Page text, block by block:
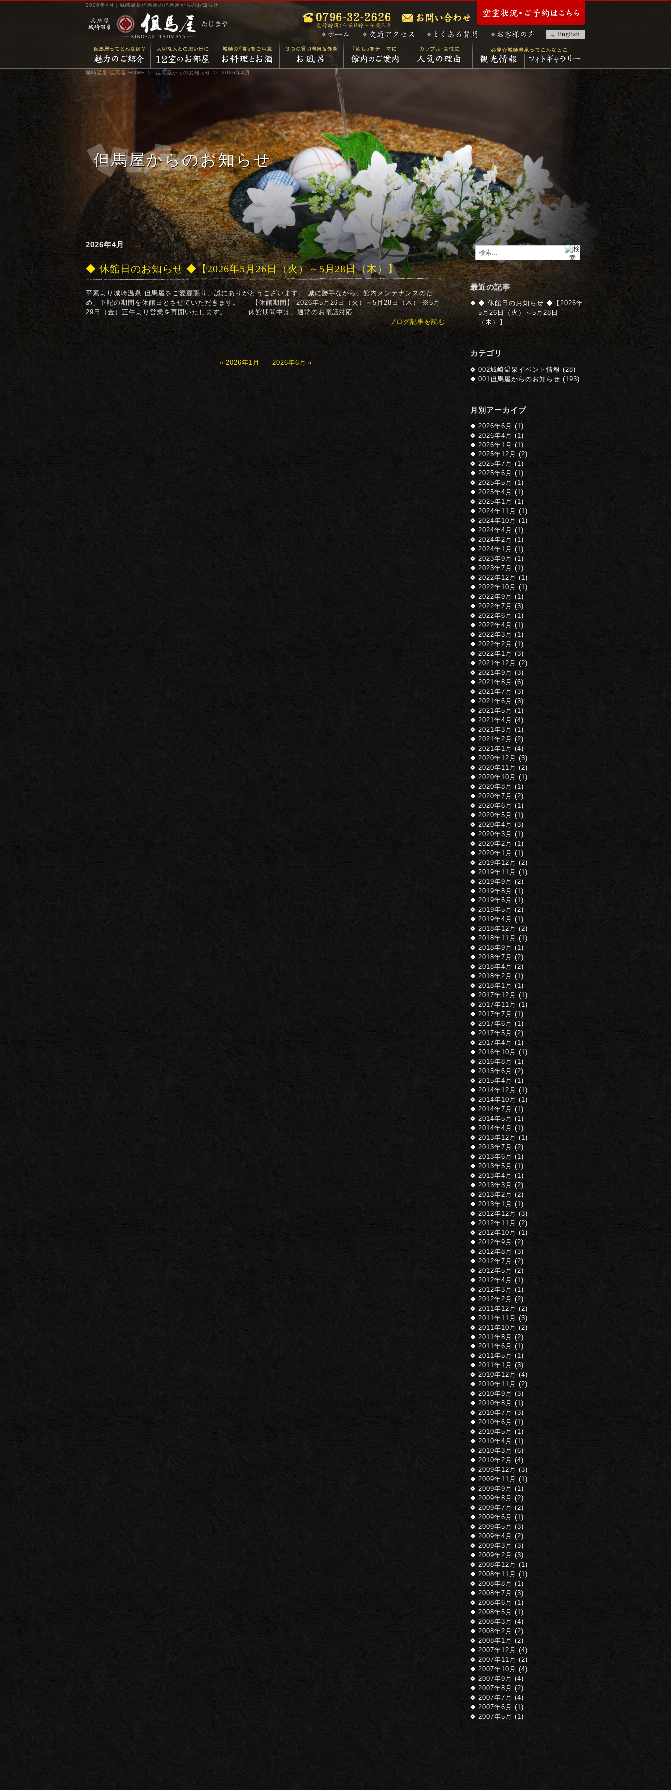
2026年4月｜城崎温泉但馬屋の但馬屋からのお知らせ
城崎温泉 但馬屋 HOME 但馬屋からのお知らせ 2026年4月
但馬屋からのお知らせ
2026年4月
◆ 休館日のお知らせ ◆【2026年5月26日（火）～5月28日（木）】
平素より城崎温泉 但馬屋をご愛顧賜り、誠にありがとうございます。 誠に勝手ながら、館内メンテナンスのた
め、下記の期間を休館日とさせていただきます。 【休館期間】 2026年5月26日（火）～5月28日（木） ※5月
29日（金）正午より営業を再開いたします。 休館期間中は、通常のお電話対応...
ブログ記事を読む
2026年1月 2026年6月
最近の記事
◆ 休館日のお知らせ ◆【2026年
5月26日（火）～5月28日
（木）】
カテゴリ
002城崎温泉イベント情報 (28)
001但馬屋からのお知らせ (193)
月別アーカイブ
2026年6月 (1)
2026年4月 (1)
2026年1月 (1)
2025年12月 (2)
2025年7月 (1)
2025年6月 (1)
2025年5月 (1)
2025年4月 (1)
2025年1月 (1)
2024年11月 (1)
2024年10月 (1)
2024年4月 (1)
2024年2月 (1)
2024年1月 (1)
2023年9月 (1)
2023年7月 (1)
2022年12月 (1)
2022年10月 (1)
2022年9月 (1)
2022年7月 (3)
2022年6月 (1)
2022年4月 (1)
2022年3月 (1)
2022年2月 (1)
2022年1月 (3)
2021年12月 (2)
2021年9月 (3)
2021年8月 (6)
2021年7月 (3)
2021年6月 (3)
2021年5月 (1)
2021年4月 (4)
2021年3月 (1)
2021年2月 (2)
2021年1月 (4)
2020年12月 (3)
2020年11月 (2)
2020年10月 (1)
2020年8月 (1)
2020年7月 (2)
2020年6月 (1)
2020年5月 (1)
2020年4月 (3)
2020年3月 (1)
2020年2月 (1)
2020年1月 (1)
2019年12月 (2)
2019年11月 (1)
2019年9月 (2)
2019年8月 (1)
2019年6月 (1)
2019年5月 (2)
2019年4月 (1)
2018年12月 (2)
2018年11月 (1)
2018年9月 (1)
2018年7月 (2)
2018年4月 (2)
2018年2月 (1)
2018年1月 (1)
2017年12月 (1)
2017年11月 (1)
2017年7月 (1)
2017年6月 (1)
2017年5月 (2)
2017年4月 (1)
2016年10月 (1)
2016年8月 (1)
2015年6月 (2)
2015年4月 (1)
2014年12月 (1)
2014年10月 (1)
2014年7月 (1)
2014年5月 (1)
2014年4月 (1)
2013年12月 (1)
2013年7月 (2)
2013年6月 (1)
2013年5月 (1)
2013年4月 (1)
2013年3月 (2)
2013年2月 (2)
2013年1月 (1)
2012年12月 (3)
2012年11月 (2)
2012年10月 (1)
2012年9月 (2)
2012年8月 (3)
2012年7月 (2)
2012年5月 (2)
2012年4月 (1)
2012年3月 (1)
2012年2月 (2)
2011年12月 (2)
2011年11月 (3)
2011年10月 (2)
2011年8月 (2)
2011年6月 (1)
2011年5月 (1)
2011年1月 (3)
2010年12月 (4)
2010年11月 (2)
2010年9月 (3)
2010年8月 (1)
2010年7月 (3)
2010年6月 (1)
2010年5月 (1)
2010年4月 (1)
2010年3月 (6)
2010年2月 (4)
2009年12月 (3)
2009年11月 (1)
2009年9月 (1)
2009年8月 (2)
2009年7月 (2)
2009年6月 (1)
2009年5月 (3)
2009年4月 (2)
2009年3月 (3)
2009年2月 (3)
2008年12月 (1)
2008年11月 (1)
2008年8月 (1)
2008年7月 (3)
2008年6月 (1)
2008年5月 (1)
2008年3月 (4)
2008年2月 (2)
2008年1月 (2)
2007年12月 (4)
2007年11月 (2)
2007年10月 (4)
2007年9月 (4)
2007年8月 (2)
2007年7月 (4)
2007年6月 (1)
2007年5月 (1)